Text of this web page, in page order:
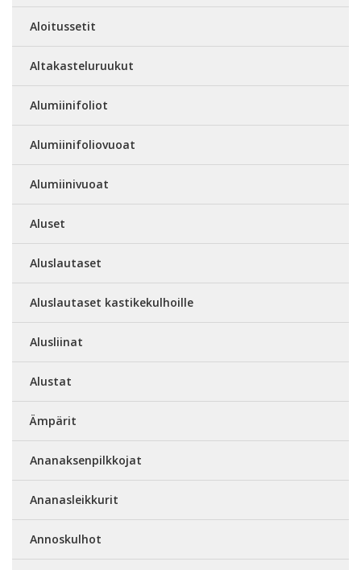
Aloitussetit
Altakasteluruukut
Alumiinifoliot
Alumiinifoliovuoat
Alumiinivuoat
Aluset
Aluslautaset
Aluslautaset kastikekulhoille
Alusliinat
Alustat
Ämpärit
Ananaksenpilkkojat
Ananasleikkurit
Annoskulhot